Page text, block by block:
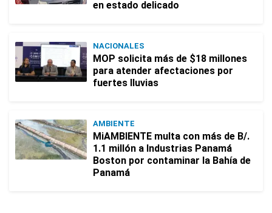
en estado delicado
NACIONALES
MOP solicita más de $18 millones
para atender afectaciones por
fuertes lluvias
AMBIENTE
MiAMBIENTE multa con más de B/.
1.1 millón a Industrias Panamá
Boston por contaminar la Bahía de
Panamá